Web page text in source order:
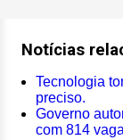
Notícias
Tecnologia
preciso.
Governo
com 814